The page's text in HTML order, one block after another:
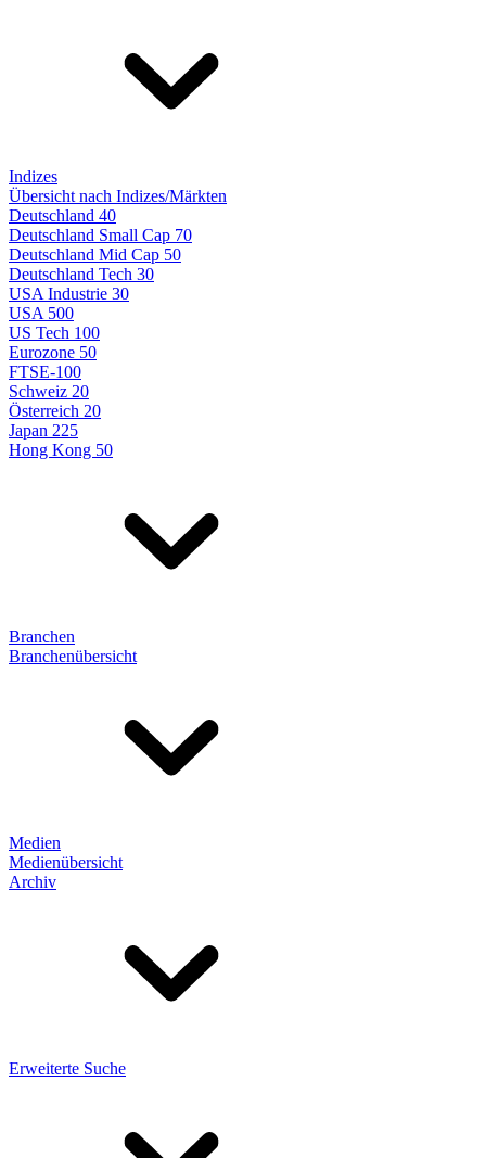
Indizes
Übersicht nach Indizes/Märkten
Deutschland 40
Deutschland Small Cap 70
Deutschland Mid Cap 50
Deutschland Tech 30
USA Industrie 30
USA 500
US Tech 100
Eurozone 50
FTSE-100
Schweiz 20
Österreich 20
Japan 225
Hong Kong 50
Branchen
Branchenübersicht
Medien
Medienübersicht
Archiv
Erweiterte Suche